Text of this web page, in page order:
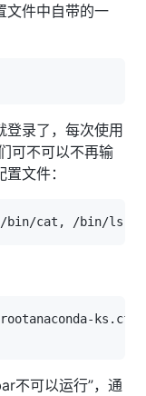
文件中自带的一
登录了，每次使用
可不可以不再输
文件：
不可以运行”，通